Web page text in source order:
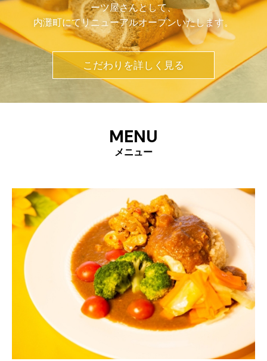
ーツ屋さんとして、
内灘町にてリニューアルオープンいたします。
こだわりを詳しく見る
MENU
メニュー